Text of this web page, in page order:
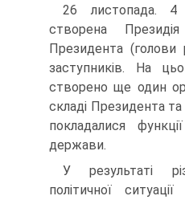
26 листопада.
створена
Президента (голови
заступників. На
створено ще один
складі Президента
покладалися
держави.
У результаті
політичної